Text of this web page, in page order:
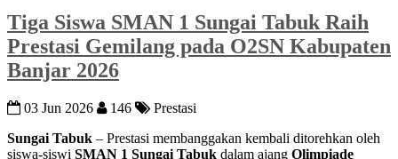
Tiga Siswa SMAN 1 Sungai Tabuk Raih
Prestasi Gemilang pada O2SN Kabupaten
Banjar 2026
03 Jun 2026 146
Prestasi
Sungai Tabuk – Prestasi membanggakan kembali ditorehkan oleh
siswa-siswi SMAN 1 Sungai Tabuk dalam ajang Olimpiade